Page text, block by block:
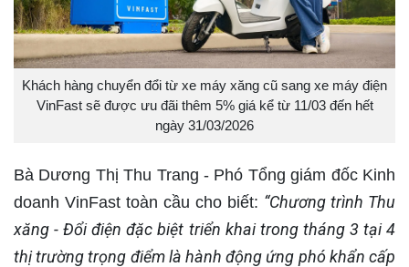
Khách hàng chuyển đổi từ xe máy xăng cũ sang xe máy điện
VinFast sẽ được ưu đãi thêm 5% giá kể từ 11/03 đến hết
ngày 31/03/2026
Bà Dương Thị Thu Trang - Phó Tổng giám đốc Kinh
doanh VinFast toàn cầu cho biết: “Chương trình Thu
xăng - Đổi điện đặc biệt triển khai trong tháng 3 tại 4
thị trường trọng điểm là hành động ứng phó khẩn cấp